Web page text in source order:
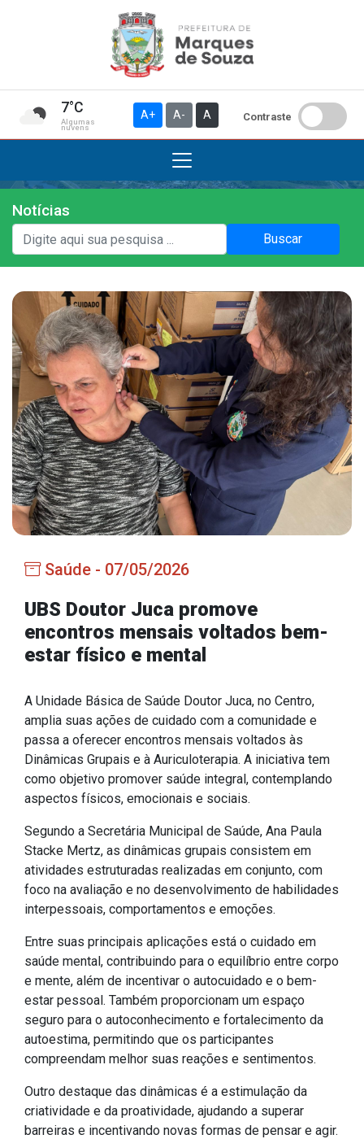
7°C
Algumas
nuvens
A+ A- A Contraste
Institucional
A Prefeitura
Gabinete do Vice-prefeito
História do Município
Símbolos Oficiais
Estrutura Organizacional
Secretarias
Administração
Agricultura e Meio Ambiente
Educação, Cultura, Desporto e Turismo
Obras
Saúde
Serviços
IPTU 2026
Nota Fiscal Eletrônica
Ouvidoria
Portal do Cidadão
Portal do Servidor
Publicações
Diário Oficial (Novo)
Diário Oficial (Até 30/04)
Recursos Humanos
Processo Seletivo
Seletivo Simplificado
Concursos
Instruções Normativas
Notícias
Buscar
Saúde - 07/05/2026
UBS Doutor Juca promove
encontros mensais voltados bem-
estar físico e mental
A Unidade Básica de Saúde Doutor Juca, no Centro,
amplia suas ações de cuidado com a comunidade e
passa a oferecer encontros mensais voltados às
Dinâmicas Grupais e à Auriculoterapia. A iniciativa tem
como objetivo promover saúde integral, contemplando
aspectos físicos, emocionais e sociais.
Segundo a Secretária Municipal de Saúde, Ana Paula
Stacke Mertz, as dinâmicas grupais consistem em
atividades estruturadas realizadas em conjunto, com
foco na avaliação e no desenvolvimento de habilidades
interpessoais, comportamentos e emoções.
Entre suas principais aplicações está o cuidado em
saúde mental, contribuindo para o equilíbrio entre corpo
e mente, além de incentivar o autocuidado e o bem-
estar pessoal. Também proporcionam um espaço
seguro para o autoconhecimento e fortalecimento da
autoestima, permitindo que os participantes
compreendam melhor suas reações e sentimentos.
Outro destaque das dinâmicas é a estimulação da
criatividade e da proatividade, ajudando a superar
barreiras e incentivando novas formas de pensar e agir.